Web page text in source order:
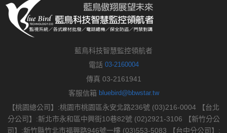
藍鳥科技智慧監控領航者
電話 03-2160004
傳真 03-2161941
客服信箱 bluebird@bbwstar.tw
【桃園總公司】:桃園市桃園區永安北路236號 (03)216-0004 【台北
分公司】:新北市永和區中興街10巷82號 (02)2921-3106 【新竹分公
司】:新竹縣竹北市福興路946號一樓 (03)553-5083 【台中分公司】: